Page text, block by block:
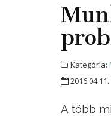
Kategória:
A több